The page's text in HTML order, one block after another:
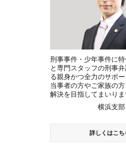
刑事事件・少年事件に
と専門スタッフの刑事
る親身かつ全力のサポ
当事者の方やご家族の
解決を目指してまいりま
横浜支
詳しくはこち